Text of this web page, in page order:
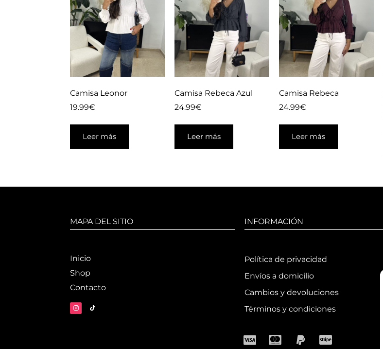
Camisa Leonor
19.99€
Leer más
Camisa Rebeca Azul
24.99€
Leer más
Camisa Rebeca
24.99€
Leer más
MAPA DEL SITIO
Inicio
Shop
Contacto
INFORMACIÓN
Política de privacidad
Envíos a domicilio
Cambios y devoluciones
Términos y condiciones